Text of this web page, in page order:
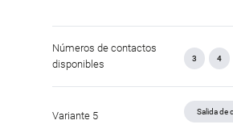
Números de contactos
disponibles
3 4
Variante 5